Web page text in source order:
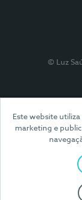
Este website
marketing e
© Luz